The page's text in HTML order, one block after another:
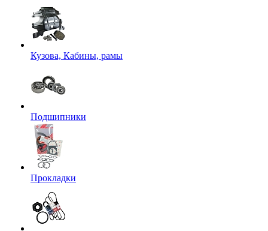
Кузова, Кабины, рамы
Подшипники
Прокладки